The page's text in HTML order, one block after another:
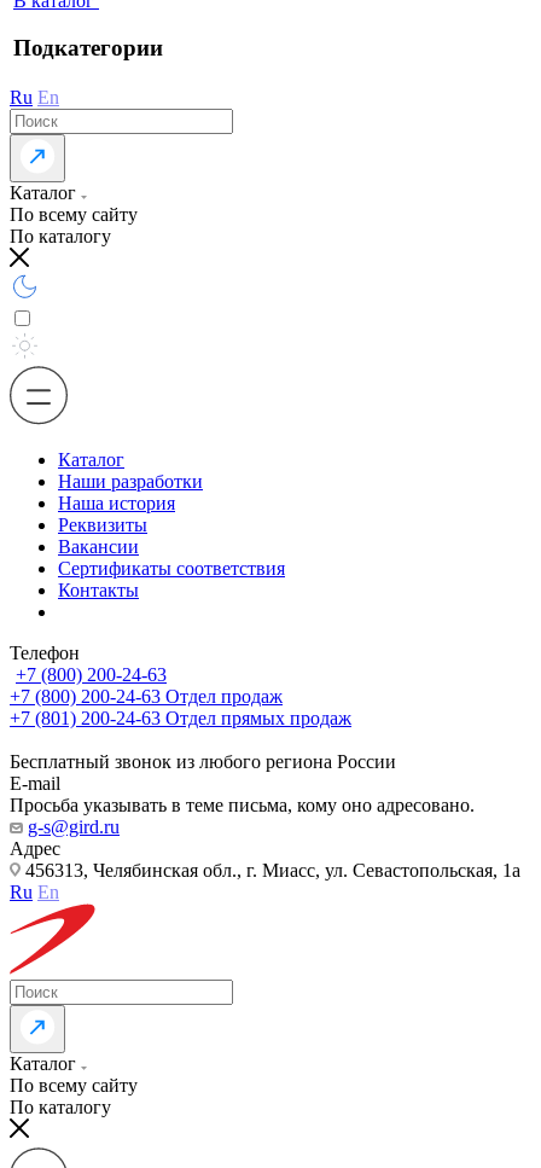
Подкатегории
Ru En
Каталог
По всему сайту
По каталогу
Каталог
Наши разработки
Наша история
Реквизиты
Вакансии
Сертификаты соответствия
Контакты
Телефон
+7 (800) 200-24-63
+7 (800) 200-24-63 Отдел продаж
+7 (801) 200-24-63 Отдел прямых продаж
Бесплатный звонок из любого региона России
E-mail
Просьба указывать в теме письма, кому оно адресовано.
g-s@gird.ru
Адрес
456313, Челябинская обл., г. Миасс, ул. Севастопольская, 1а
Ru En
Каталог
По всему сайту
По каталогу